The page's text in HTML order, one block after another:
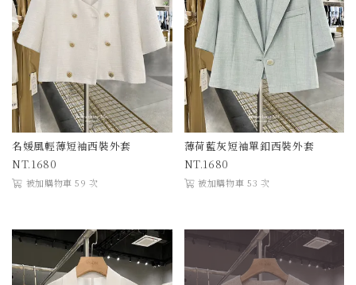
名媛風輕薄短袖西裝外套
1680
被加購物車 59 次
薄荷藍灰短袖單釦西裝外套
1680
被加購物車 53 次